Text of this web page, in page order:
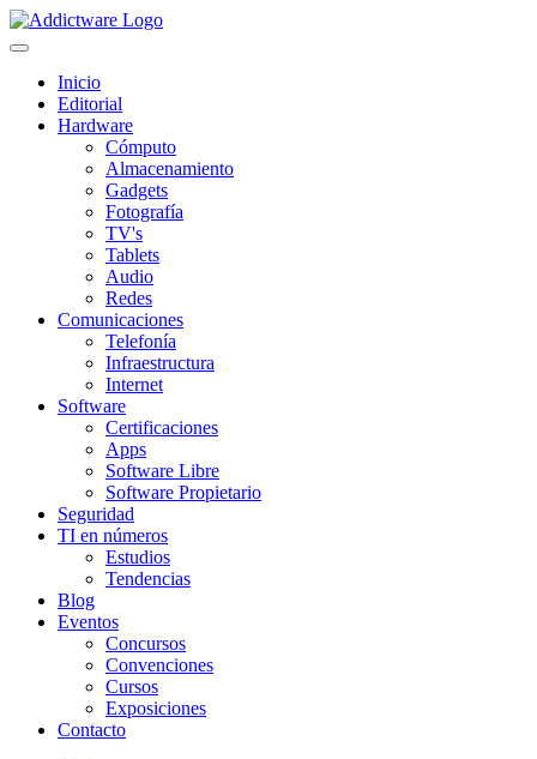
Inicio
Editorial
Hardware
Cómputo
Almacenamiento
Gadgets
Fotografía
TV's
Tablets
Audio
Redes
Comunicaciones
Telefonía
Infraestructura
Internet
Software
Certificaciones
Apps
Software Libre
Software Propietario
Seguridad
TI en números
Estudios
Tendencias
Blog
Eventos
Concursos
Convenciones
Cursos
Exposiciones
Contacto